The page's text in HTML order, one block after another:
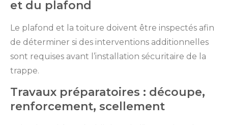
et du plafond
Le plafond et la toiture doivent être inspectés afin
de déterminer si des interventions additionnelles
sont requises avant l’installation sécuritaire de la
trappe.
Travaux préparatoires : découpe,
renforcement, scellement